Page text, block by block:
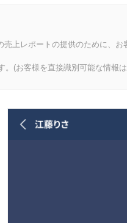
上レポートの提供のために、お
(お客様を直接識別可能な情報